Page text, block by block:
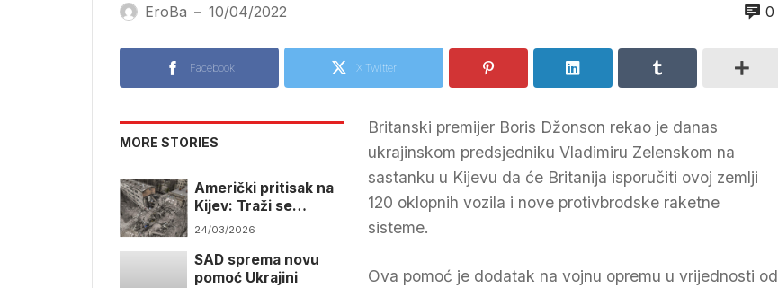
EroBa — 10/04/2022 0
Facebook X Twitter
MORE STORIES
Američki pritisak na
Kijev: Traži se
povlačenje iz
za sigurnosna
jamstva
24/03/2026
SAD sprema novu
pomoć Ukrajini
Britanski premijer Boris Džonson rekao je danas
ukrajinskom predsjedniku Vladimiru Zelenskom na
sastanku u Kijevu da će Britanija isporučiti ovoj zemlji
120 oklopnih vozila i nove protivbrodske raketne
sisteme.
Ova pomoć je dodatak na vojnu opremu u vrijednosti od